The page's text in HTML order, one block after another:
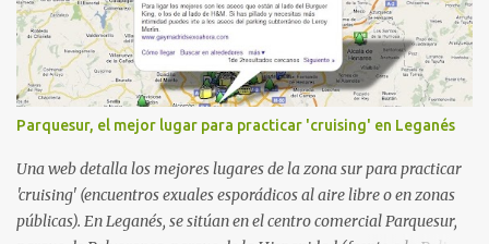
i
o
s
Parquesur, el mejor lugar para practicar 'cruising' en Leganés
Una web detalla los mejores lugares de la zona sur para practicar
'cruising' (encuentros exuales esporádicos al aire libre o en zonas
públicas). En Leganés, se sitúan en el centro comercial Parquesur,